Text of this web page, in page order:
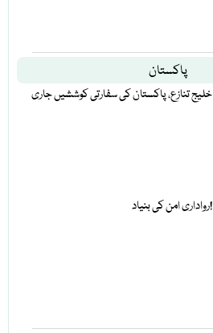
پاکستان
خلیج تنازع، پاکستان کی سفارتی کوششیں جاری
رواداری امن کی بنیاد!